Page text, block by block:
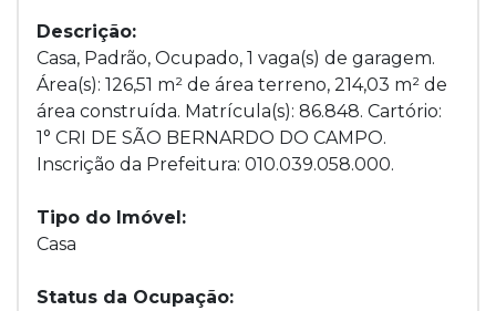
Descrição:
Casa, Padrão, Ocupado, 1 vaga(s) de garagem.
Área(s): 126,51 m² de área terreno, 214,03 m² de
área construída. Matrícula(s): 86.848. Cartório:
1° CRI DE SÃO BERNARDO DO CAMPO.
Inscrição da Prefeitura: 010.039.058.000.
Tipo do Imóvel:
Casa
Status da Ocupação: